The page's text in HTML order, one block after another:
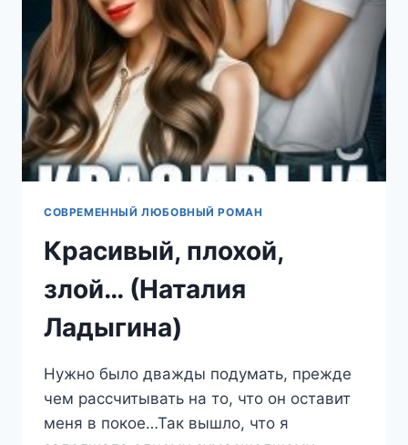
СОВРЕМЕННЫЙ ЛЮБОВНЫЙ РОМАН
Красивый, плохой,
злой… (Наталия
Ладыгина)
Нужно было дважды подумать, прежде
чем рассчитывать на то, что он оставит
меня в покое…Так вышло, что я